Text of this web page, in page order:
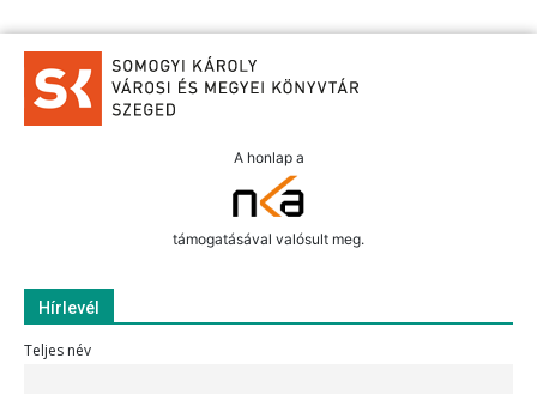
A honlap a
támogatásával valósult meg.
Hírlevél
Teljes név